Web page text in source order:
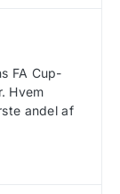
FA Cup-
Hvem
andel af